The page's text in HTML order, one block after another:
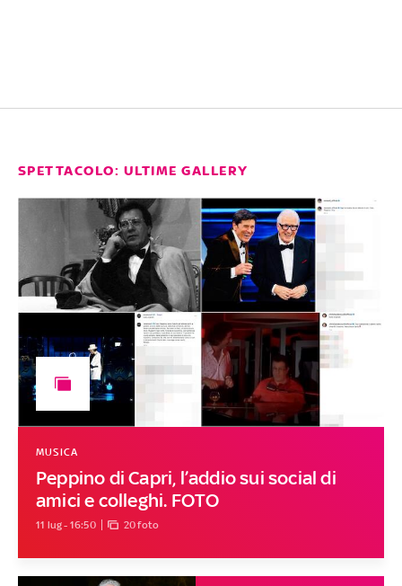
SPETTACOLO: ULTIME GALLERY
Peppino di Capri, l’addio sui social di
amici e colleghi. FOTO
MUSICA
11 lug - 16:50 20 foto